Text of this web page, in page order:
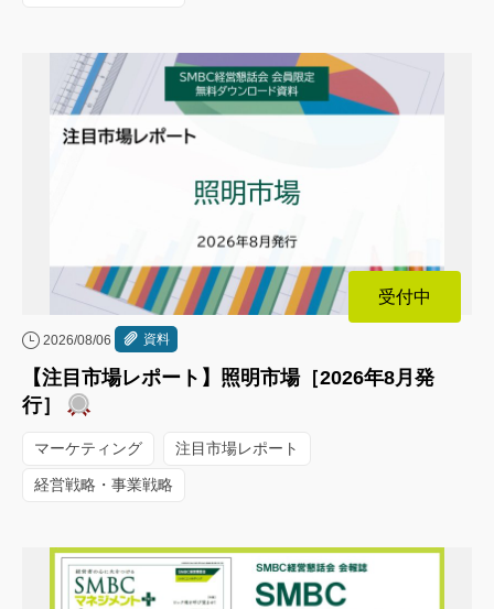
受付中
2026/08/06 資料
【注目市場レポート】照明市場［2026年8月発
行］
マーケティング 注目市場レポート
経営戦略・事業戦略